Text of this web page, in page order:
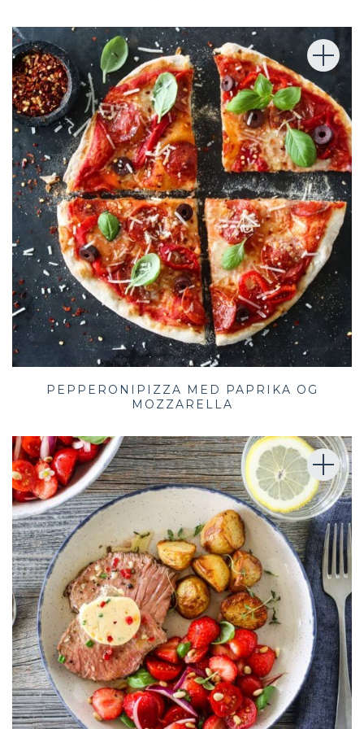
PEPPERONIPIZZA MED PAPRIKA OG
MOZZARELLA